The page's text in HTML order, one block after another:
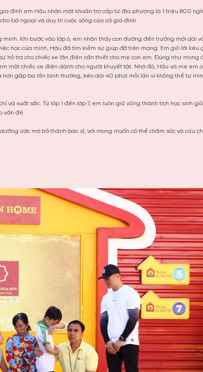
đình em Hậu nhận một khoản trợ cấp từ địa phương là 1 triệu 800
bà ngoại và duy trì cuộc sống của cả gia đình.
Khi bước vào lớp 6, em nhận thấy con đường đến trường mới dài
học của mình, Hậu đã tìm kiếm sự giúp đỡ trên mạng. Em gửi lời kêu
hỗ trợ cho chiếc xe lăn điện cần thiết cho mẹ con em. Đúng như mong
một chiếc xe điện dành cho người khuyết tật. Nhờ đó, Hậu và mẹ em
hơn gấp ba lần bình thường, kéo dài 40 phút mỗi lần vì không thể tự
và xuất sắc. Từ lớp 1 đến lớp 7, em luôn giữ vững thành tích học sinh
vấn đề.
ước mơ trở thành bác sĩ, với mong muốn có thể chăm sóc và cứu